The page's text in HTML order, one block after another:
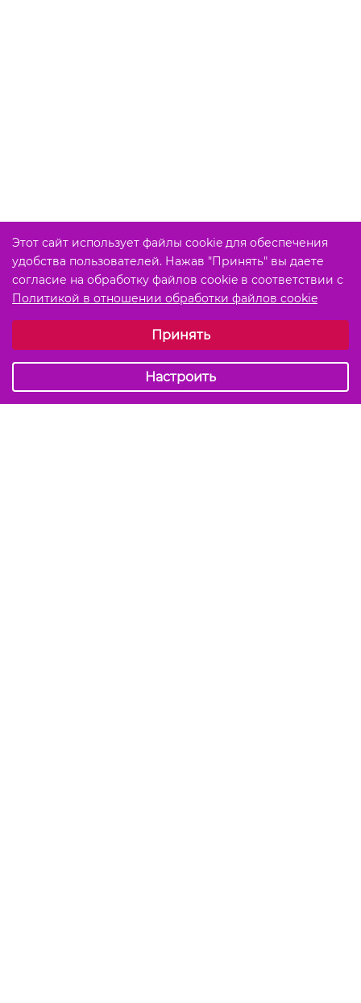
Этот сайт использует файлы cookie для обеспечения
удобства пользователей. Нажав "Принять" вы даете
согласие на обработку файлов cookie в соответствии с
Политикой в отношении обработки файлов cookie
Обязательные (технические)Принять
Настроить